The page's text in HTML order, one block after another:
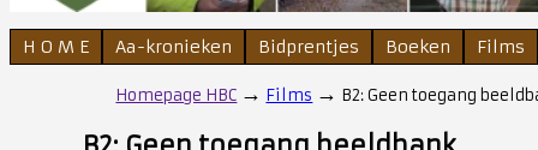
H O M E Aa-kronieken Bidprentjes Boeken Films
Homepage HBC → Films → B2: Geen toegang